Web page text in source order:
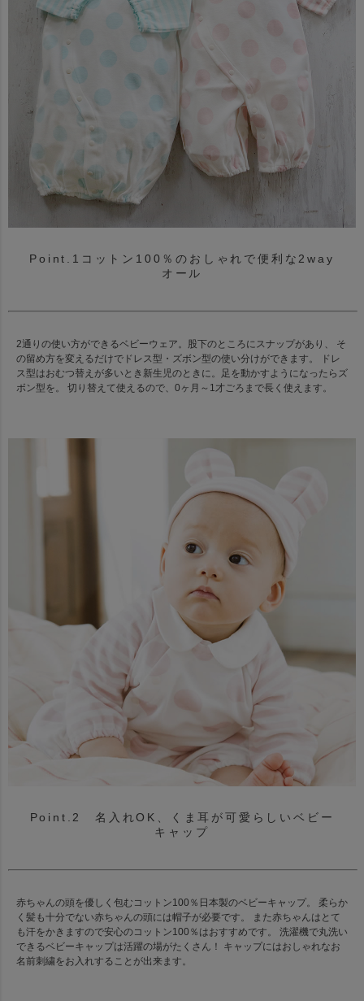
Point.1コットン100％のおしゃれで便利な2way
オール
2通りの使い方ができるベビーウェア。股下のところにスナップがあり、 そ
の留め方を変えるだけでドレス型・ズボン型の使い分けができます。 ドレ
ス型はおむつ替えが多いとき新生児のときに。足を動かすようになったらズ
ボン型を。 切り替えて使えるので、0ヶ月～1才ごろまで長く使えます。
Point.2 名入れOK、くま耳が可愛らしいベビー
キャップ
赤ちゃんの頭を優しく包むコットン100％日本製のベビーキャップ。 柔らか
く髪も十分でない赤ちゃんの頭には帽子が必要です。 また赤ちゃんはとて
も汗をかきますので安心のコットン100％はおすすめです。 洗濯機で丸洗い
できるベビーキャップは活躍の場がたくさん！ キャップにはおしゃれなお
名前刺繍をお入れすることが出来ます。